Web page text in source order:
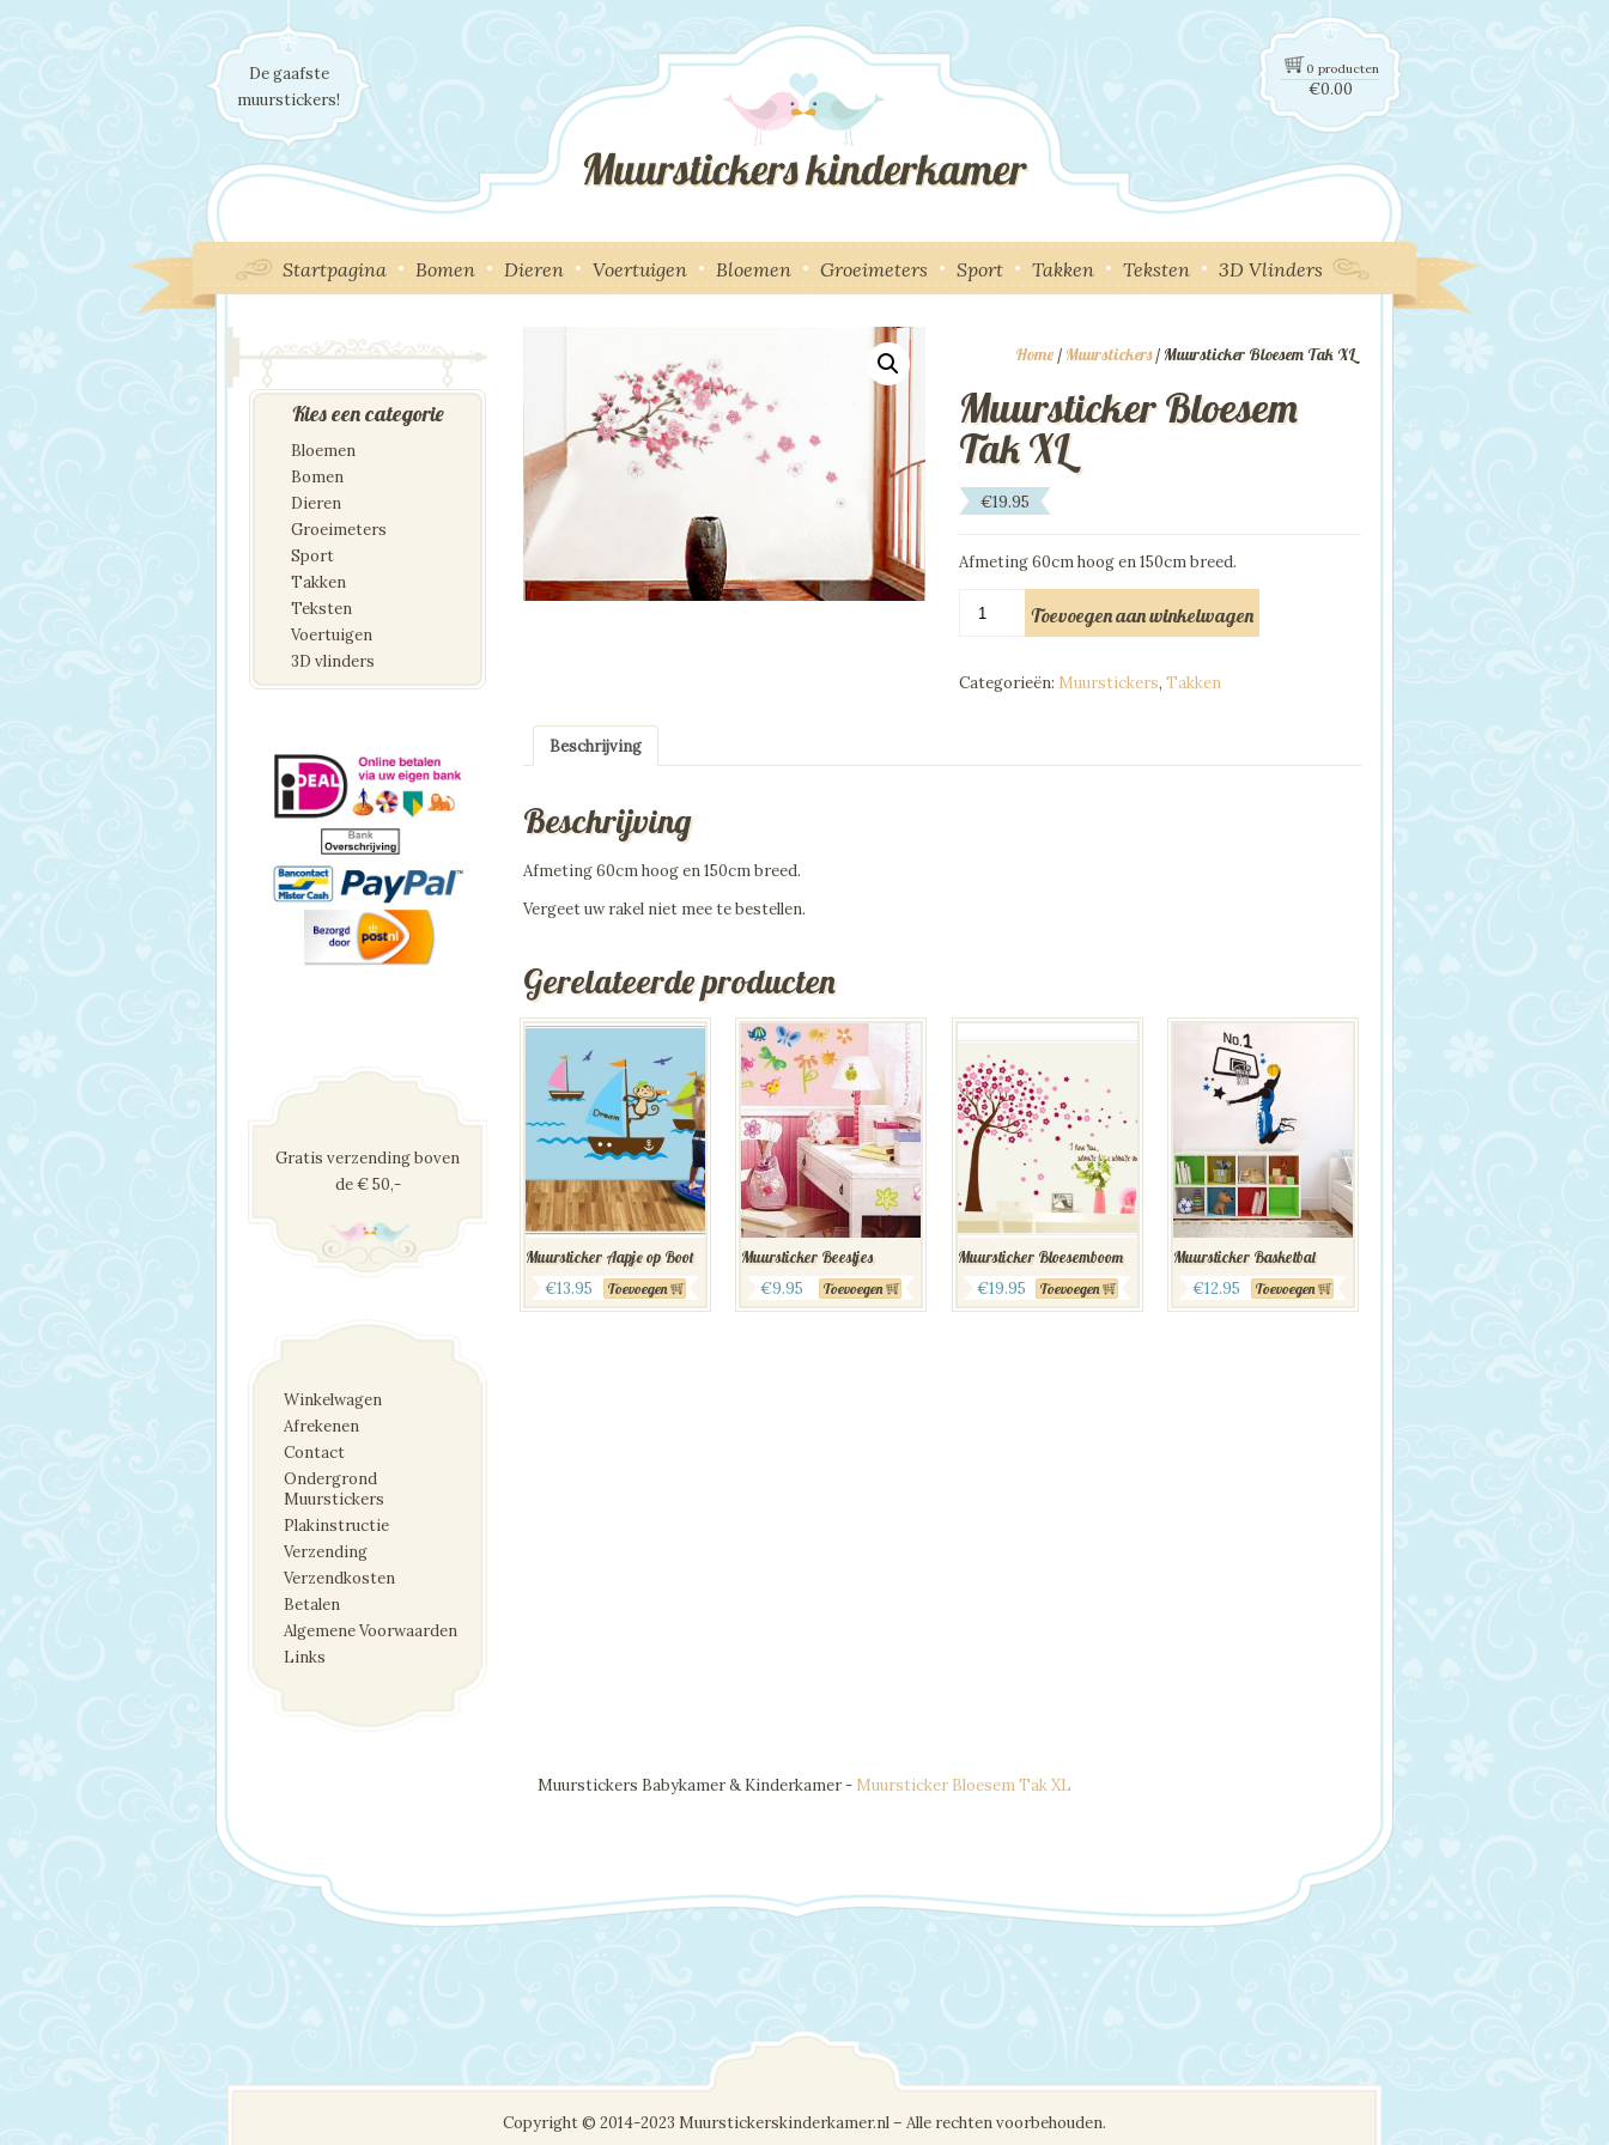
De gaafste
muurstickers!
0 producten
€0.00
Startpagina Bomen Dieren Voertuigen Bloemen Groeimeters Sport Takken Teksten 3D Vlinders
Home / Muurstickers/ Muursticker Bloesem Tak XL
Muursticker Bloesem
Tak XL
€19.95
Afmeting 60cm hoog en 150cm breed.
Bloesem
aantal
Toevoegen aan winkelwagen
Categorieën: Muurstickers, Takken
Beschrijving
Beschrijving
Afmeting 60cm hoog en 150cm breed.
Vergeet uw rakel niet mee te bestellen.
Gerelateerde producten
Muursticker Aapje op Boot
€13.95 Toevoegen
Muursticker Beestjes
€9.95 Toevoegen
Muursticker Bloesemboom
€19.95 Toevoegen
Muursticker Basketbal
€12.95 Toevoegen
Kies een categorie
Bloemen
Bomen
Dieren
Groeimeters
Sport
Takken
Teksten
Voertuigen
3D vlinders
Gratis verzending boven
de € 50,-
Winkelwagen
Afrekenen
Contact
Ondergrond
Muurstickers
Plakinstructie
Verzending
Verzendkosten
Betalen
Algemene Voorwaarden
Links
Muurstickers Babykamer & Kinderkamer - Muursticker Bloesem Tak XL
Copyright © 2014-2023 Muurstickerskinderkamer.nl – Alle rechten voorbehouden.